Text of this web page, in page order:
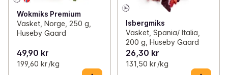
Wokmiks Premium
Vasket, Norge, 250 g,
Huseby Gaard
49,90 kr
199,60 kr /kg
Isbergmiks
Vasket, Spania/ Italia,
200 g, Huseby Gaard
26,30 kr
131,50 kr /kg